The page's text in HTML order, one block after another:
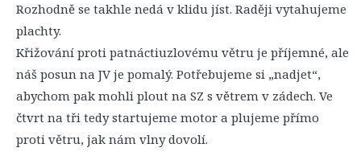
Rozhodně se takhle nedá v klidu jíst. Raději vytahujeme
plachty.
Křižování proti patnáctiuzlovému větru je příjemné, ale
náš posun na JV je pomalý. Potřebujeme si „nadjet“,
abychom pak mohli plout na SZ s větrem v zádech. Ve
čtvrt na tři tedy startujeme motor a plujeme přímo
proti větru, jak nám vlny dovolí.